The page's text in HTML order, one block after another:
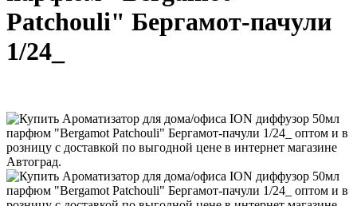
Patchouli" Бергамот-пачули
1/24_